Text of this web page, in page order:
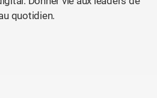
quotidien.